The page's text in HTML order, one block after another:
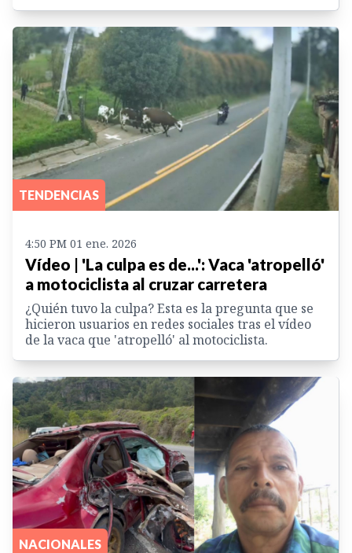
TENDENCIAS
4:50 PM 01 ene. 2026
Vídeo | 'La culpa es de...': Vaca 'atropelló'
a motociclista al cruzar carretera
¿Quién tuvo la culpa? Esta es la pregunta que se
hicieron usuarios en redes sociales tras el vídeo
de la vaca que 'atropelló' al motociclista.
NACIONALES